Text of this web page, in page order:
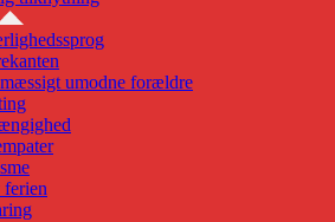
umodne forældre